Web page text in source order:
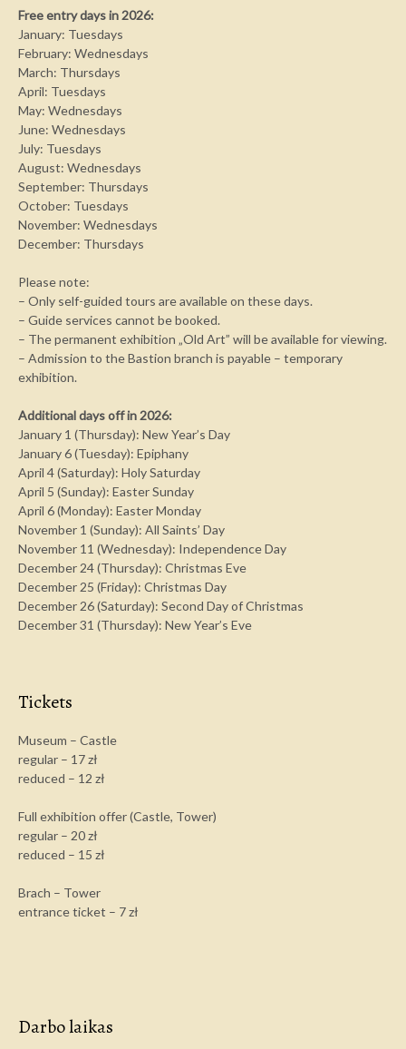
Free entry days in 2026:
January: Tuesdays
February: Wednesdays
March: Thursdays
April: Tuesdays
May: Wednesdays
June: Wednesdays
July: Tuesdays
August: Wednesdays
September: Thursdays
October: Tuesdays
November: Wednesdays
December: Thursdays
Please note:
– Only self-guided tours are available on these days.
– Guide services cannot be booked.
– The permanent exhibition „Old Art” will be available for viewing.
– Admission to the Bastion branch is payable – temporary
exhibition.
Additional days off in 2026:
January 1 (Thursday): New Year’s Day
January 6 (Tuesday): Epiphany
April 4 (Saturday): Holy Saturday
April 5 (Sunday): Easter Sunday
April 6 (Monday): Easter Monday
November 1 (Sunday): All Saints’ Day
November 11 (Wednesday): Independence Day
December 24 (Thursday): Christmas Eve
December 25 (Friday): Christmas Day
December 26 (Saturday): Second Day of Christmas
December 31 (Thursday): New Year’s Eve
Tickets
Museum – Castle
regular – 17 zł
reduced – 12 zł
Full exhibition offer (Castle, Tower)
regular – 20 zł
reduced – 15 zł
Brach – Tower
entrance ticket – 7 zł
Darbo laikas